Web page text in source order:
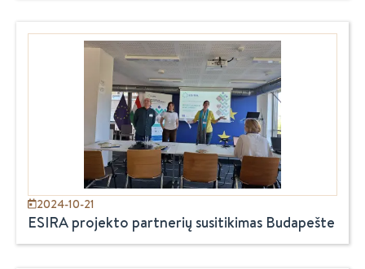
2024-10-21
ESIRA projekto partnerių susitikimas Budapešte